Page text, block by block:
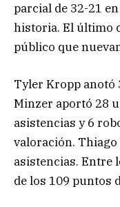
parcial de 32-21
historia. El último
público que
Tyler Kropp anotó
Minzer aportó 28
asistencias y 6
valoración. Thiago
asistencias. Entre
de los 109 puntos